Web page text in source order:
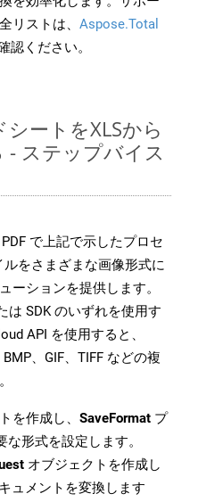
リストは、 Aspose.Total
認ください。
ートをXLSから
- ステップバイス
で上記で示したプロセ
をさまざまな画像形式に
ーションを提供します。
は SDK のいずれを使用す
API を使用すると、
、GIF、TIFF などの複
を作成し、 SaveFormat プ
形式を設定します。
オブジェクトを作成し
ュメントを変換します